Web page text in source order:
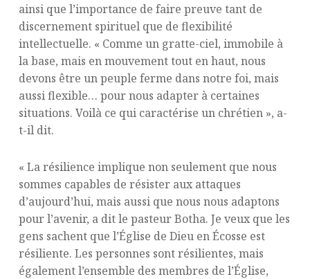
ainsi que l’importance de faire preuve tant de
discernement spirituel que de flexibilité
intellectuelle. « Comme un gratte-ciel, immobile à
la base, mais en mouvement tout en haut, nous
devons être un peuple ferme dans notre foi, mais
aussi flexible… pour nous adapter à certaines
situations. Voilà ce qui caractérise un chrétien », a-
t-il dit.
« La résilience implique non seulement que nous
sommes capables de résister aux attaques
d’aujourd’hui, mais aussi que nous nous adaptons
pour l’avenir, a dit le pasteur Botha. Je veux que les
gens sachent que l’Église de Dieu en Écosse est
résiliente. Les personnes sont résilientes, mais
également l’ensemble des membres de l’Église,